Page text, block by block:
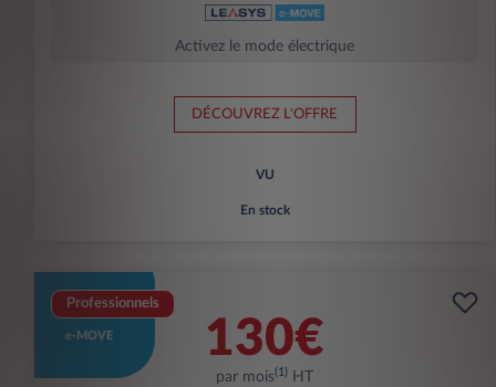
Activez le mode électrique
DÉCOUVREZ L'OFFRE
VU
En stock
Professionnels
e-MOVE 130€
par mois(1) HT